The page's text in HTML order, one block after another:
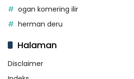
ogan komering ilir
herman deru
Halaman
Disclaimer